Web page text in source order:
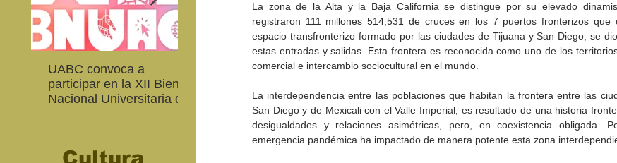
La zona de la Alta y la Baja California se distingue por su elevado
registraron 111 millones 514,531 de cruces en los 7 puertos fronterizos que
espacio transfronterizo formado por las ciudades de Tijuana y San Diego, se
estas entradas y salidas. Esta frontera es reconocida como uno de los
comercial e intercambio sociocultural en el mundo.
La interdependencia entre las poblaciones que habitan la frontera entre las
San Diego y de Mexicali con el Valle Imperial, es resultado de una historia
desigualdades y relaciones asimétricas, pero, en coexistencia obligada.
emergencia pandémica ha impactado de manera potente esta zona
UABC convoca a
participar en la XII Bienal
Nacional Universitaria de
Abierta convocatoria de la
de Baja California
CETYS prepara la edición
Internacional 'Sinergia'
Cultura